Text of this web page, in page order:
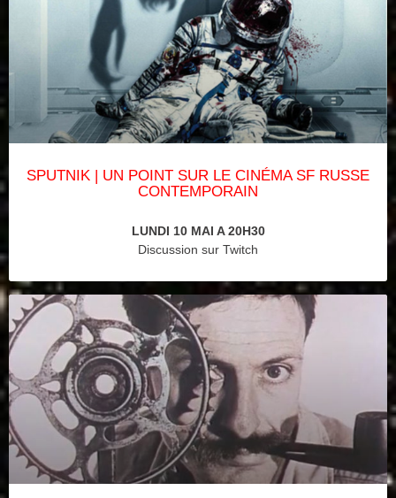
SPUTNIK | UN POINT SUR LE CINÉMA SF RUSSE
CONTEMPORAIN
LUNDI 10 MAI A 20H30
Discussion sur Twitch